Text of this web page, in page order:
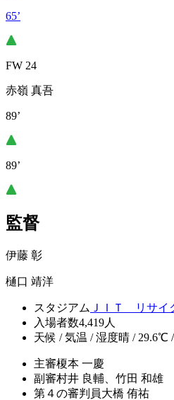
65’
FW 24
赤嶺 真吾
89’
89’
監督
伊藤 彰
樋口 靖洋
スタジアム ＪＩＴ リサイ
入場者数4,419人
天候 / 気温 / 湿度晴 / 29.6℃
主審榎本 一慶
副審村井 良輔、竹田 和雄
第４の審判員大橋 侑祐